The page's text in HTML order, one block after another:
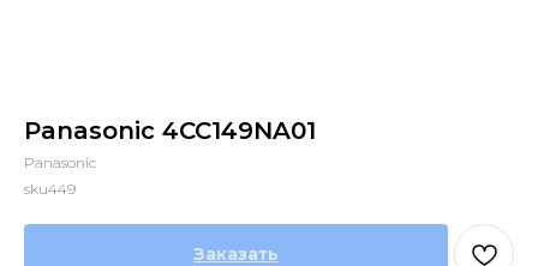
Panasonic 4CC149NA01
Panasonic
sku449
Заказать